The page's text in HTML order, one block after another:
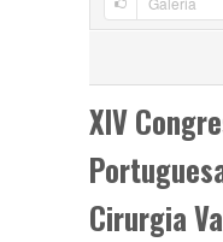
XIV
Cirurgia